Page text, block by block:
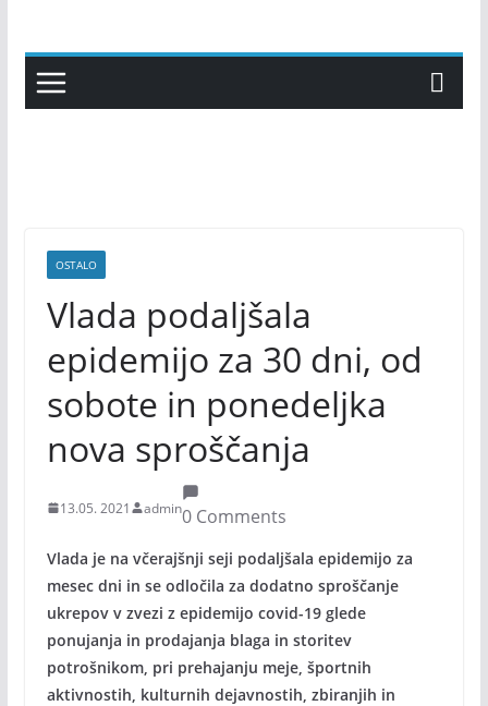
content
OSTALO
Vlada podaljšala
epidemijo za 30 dni, od
sobote in ponedeljka
nova sproščanja
13.05. 2021 admin0 Comments
Vlada je na včerajšnji seji podaljšala epidemijo za
mesec dni in se odločila za dodatno sproščanje
ukrepov v zvezi z epidemijo covid-19 glede
ponujanja in prodajanja blaga in storitev
potrošnikom, pri prehajanju meje, športnih
aktivnostih, kulturnih dejavnostih, zbiranjih in